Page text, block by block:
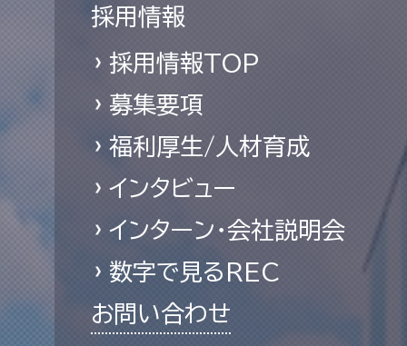
採用情報
採用情報TOP
募集要項
福利厚生/人材育成
インタビュー
インターン・会社説明会
数字で見るREC
お問い合わせ